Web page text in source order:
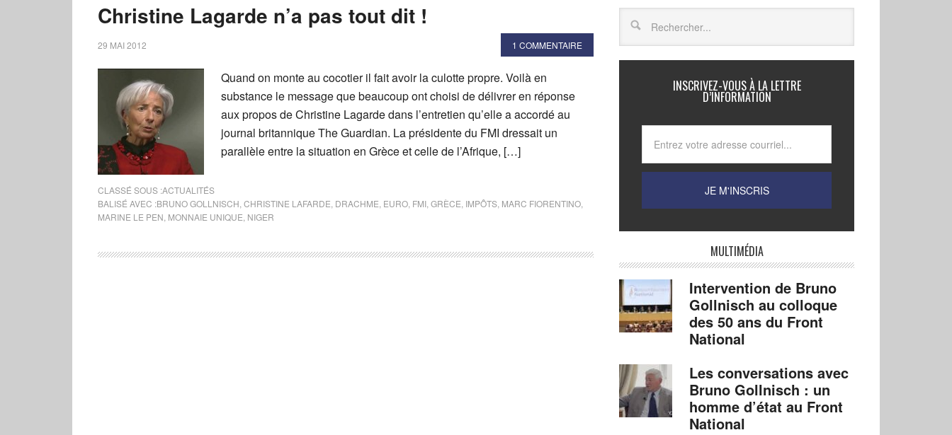
Christine Lagarde n’a pas tout dit !
29 MAI 2012 1 COMMENTAIRE
Quand on monte au cocotier il fait avoir la culotte propre. Voilà en
substance le message que beaucoup ont choisi de délivrer en réponse
aux propos de Christine Lagarde dans l’entretien qu’elle a accordé au
journal britannique The Guardian. La présidente du FMI dressait un
parallèle entre la situation en Grèce et celle de l’Afrique, […]
CLASSÉ SOUS :ACTUALITÉS
BALISÉ AVEC :BRUNO GOLLNISCH CHRISTINE LAFARDE DRACHME EURO FMI GRÈCE IMPÔTS MARC FIORENTINO
MARINE LE PEN MONNAIE UNIQUE NIGER
INSCRIVEZ-VOUS À LA LETTRE
D’INFORMATION
MULTIMÉDIA
Intervention de Bruno
Gollnisch au colloque
des 50 ans du Front
National
Les conversations avec
Bruno Gollnisch : un
homme d’état au Front
National